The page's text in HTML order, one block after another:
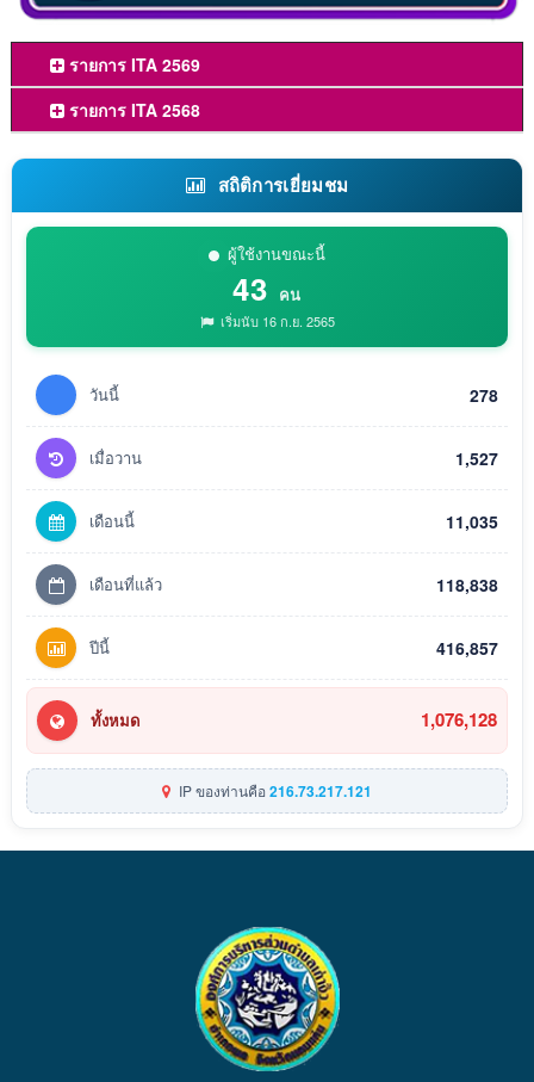
รายการ ITA 2569
รายการ ITA 2568
สถิติการเยี่ยมชม
ผู้ใช้งานขณะนี้
43 คน
เริ่มนับ 16 ก.ย. 2565
วันนี้ 278
เมื่อวาน 1,527
เดือนนี้ 11,035
เดือนที่แล้ว 118,838
ปีนี้ 416,857
ทั้งหมด 1,076,128
IP ของท่านคือ216.73.217.121